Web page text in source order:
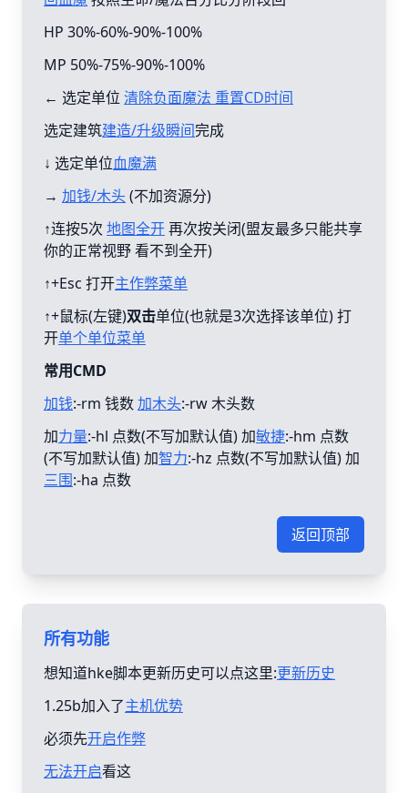
HP 30%-60%-90%-100%
MP 50%-75%-90%-100%
← 选定单位 清除负面魔法 重置CD时间
选定建筑建造/升级瞬间完成
↓ 选定单位血魔满
→ 加钱/木头(不加资源分)
↑连按5次 地图全开再次按关闭(盟友最多只能共享
你的正常视野 看不到全开)
↑+Esc 打开主作弊菜单
↑+鼠标(左键)双击单位(也就是3次选择该单位) 打
开单个单位菜单
常用CMD
加钱:-rm 钱数加木头:-rw 木头数
加力量:-hl 点数(不写加默认值) 加敏捷:-hm 点数
(不写加默认值) 加智力:-hz 点数(不写加默认值) 加
三围:-ha 点数
返回顶部
所有功能
想知道hke脚本更新历史可以点这里:更新历史
1.25b加入了主机优势
必须先开启作弊
无法开启看这